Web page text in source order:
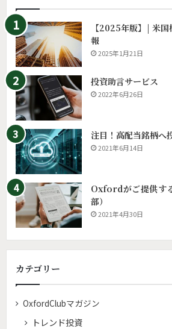
【2025年版】| 米
報
2025年1月21日
投資助言サービス
2022年6月26日
注目！高配当銘柄へ
2021年6月14日
Oxfordがご提供す
部）
2021年4月30日
カテゴリー
OxfordClubマガジン
トレンド投資